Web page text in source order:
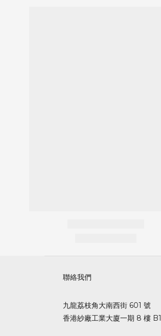
聯絡我們
九龍荔枝角大南西街 601 號
香港紗廠工業大廈一期 8 樓